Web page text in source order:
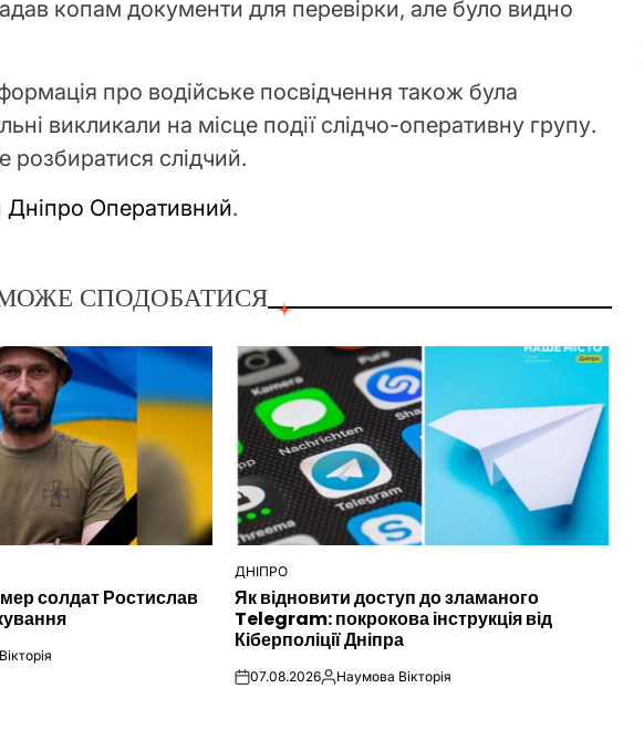
копам документи для перевірки, але було видно
про водійське посвідчення також була
викликали на місце події слідчо-оперативну групу.
розбиратися слідчий.
Дніпро Оперативний.
СПОДОБАТИСЯ
солдат Ростислав
ОПУБЛІКУВАТИ
У
ДНІПРО
Як відновити доступ до зламаного
Telegram: покрокова інструкція від
Кіберполіції Дніпра
on07.08.2026Опубліковано
Наумова Вікторія